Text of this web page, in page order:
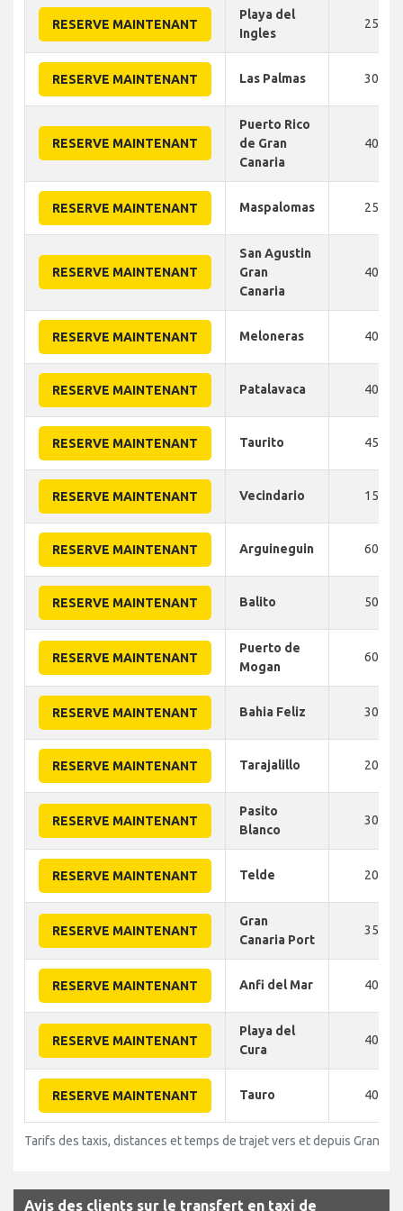
RESERVE MAINTENANT
Playa del
Ingles
25
RESERVE MAINTENANT Las Palmas 30
RESERVE MAINTENANT
Puerto Rico
de Gran
Canaria
40
RESERVE MAINTENANT Maspalomas 25
RESERVE MAINTENANT
San Agustin
Gran
Canaria
40
RESERVE MAINTENANT Meloneras 40
RESERVE MAINTENANT Patalavaca 40
RESERVE MAINTENANT Taurito 45
RESERVE MAINTENANT Vecindario 15
RESERVE MAINTENANT Arguineguin 60
RESERVE MAINTENANT Balito 50
RESERVE MAINTENANT
Puerto de
Mogan
60
RESERVE MAINTENANT Bahia Feliz 30
RESERVE MAINTENANT Tarajalillo 20
RESERVE MAINTENANT
Pasito
Blanco
30
RESERVE MAINTENANT Telde 20
RESERVE MAINTENANT
Gran
Canaria Port
35
RESERVE MAINTENANT Anfi del Mar 40
RESERVE MAINTENANT
Playa del
Cura
40
RESERVE MAINTENANT Tauro 40
Tarifs des taxis, distances et temps de trajet vers et depuis Gran
Avis des clients sur le transfert en taxi de